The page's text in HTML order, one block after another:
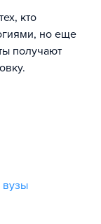
кто
но еще
получают
вузы